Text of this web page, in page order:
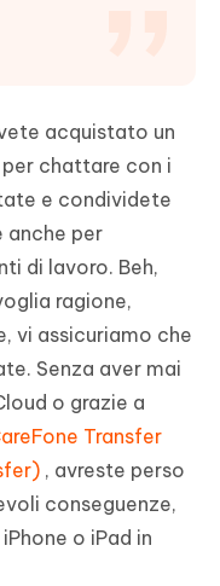
acquistato un
chattare con i
e condividete
anche per
di lavoro. Beh,
ragione,
vi assicuriamo che
Senza aver mai
o grazie a
Transfer
, avreste perso
conseguenze,
o iPad in